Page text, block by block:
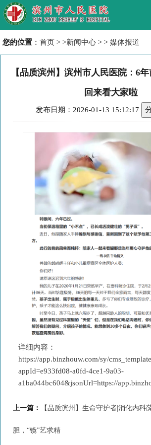
您的位置 ： 首页 > >新闻中心 > > 媒体报道
【品质滨州】滨州市人民医院：6年
回来看大家啦
发布日期：2026-01-13 15:12:17
详细内容：
https://app.binzhouw.com/sy/
appId=e933fd08-a0fd-4ce1-9a03-
a1ba044bc604&jsonUrl=https://
上一篇： 【品质滨州】生命守护者|消化内科
胆，“镜”艺求精